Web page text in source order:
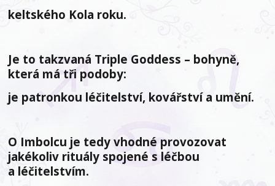
keltského Kola roku.
Je to takzvaná Triple Goddess – bohyně,
která má tři podoby:
je patronkou léčitelství, kovářství a umění.
O Imbolcu je tedy vhodné provozovat
jakékoliv rituály spojené s léčbou
a léčitelstvím.